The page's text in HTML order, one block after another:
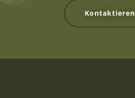
Kontaktieren